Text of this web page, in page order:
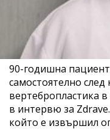
90-годишна
самостоятелно
вертебропластика
в интервю за
който е извършил